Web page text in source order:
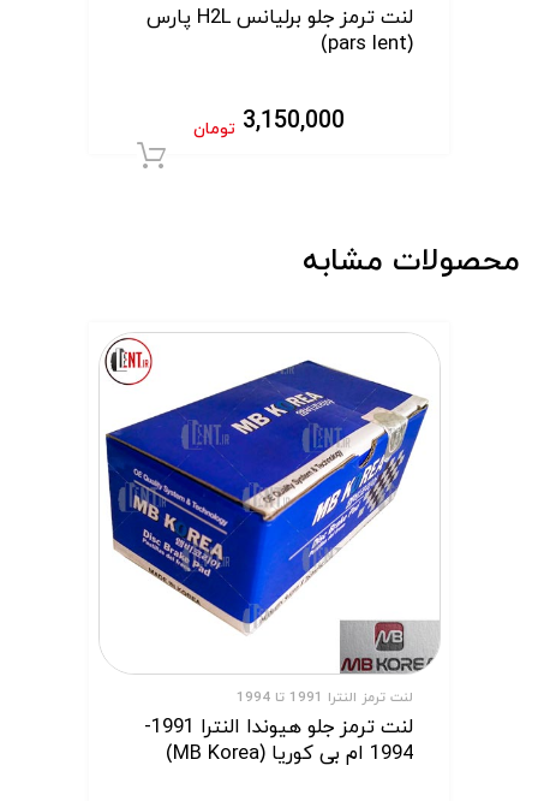
لنت ترمز جلو برلیانس H2L پارس
(pars lent)
3,150,000 تومان
محصولات مشابه
لنت ترمز النترا 1991 تا 1994
لنت ترمز جلو هیوندا النترا 1991-
1994 ام بی کوریا (MB Korea)